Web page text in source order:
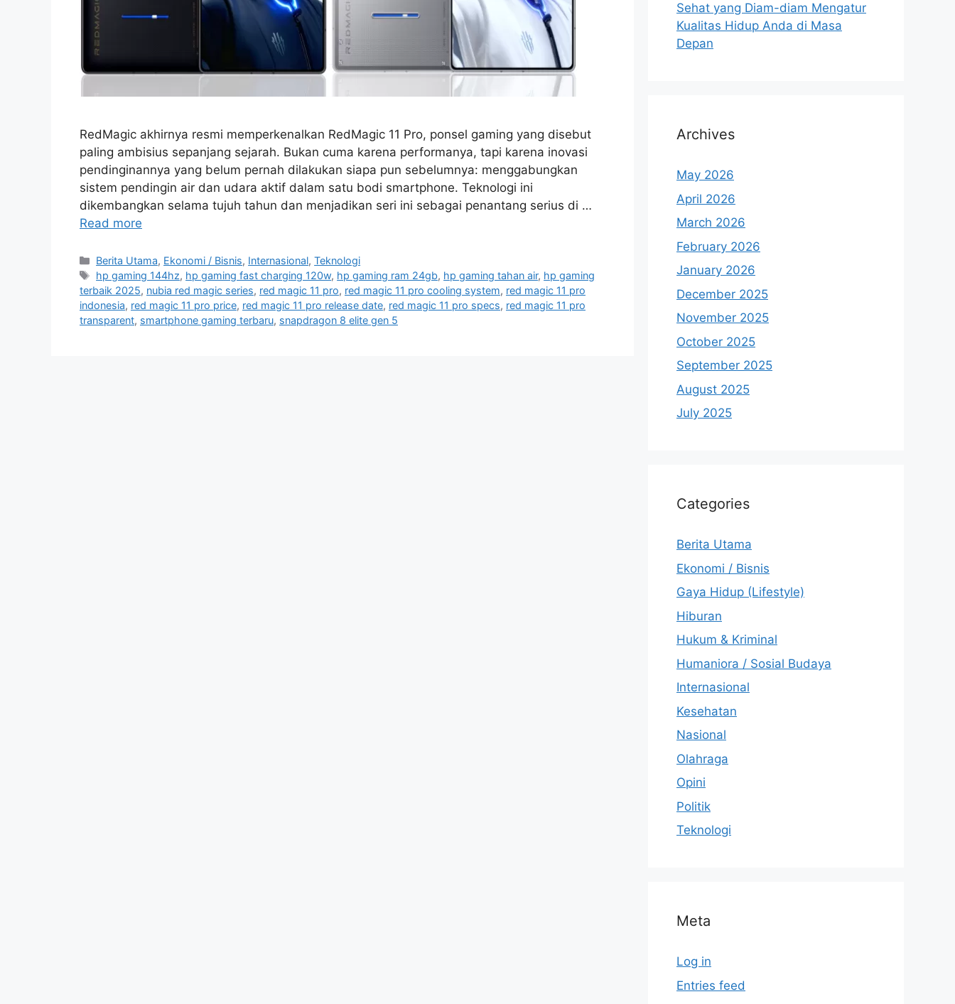
RedMagic akhirnya resmi memperkenalkan RedMagic 11 Pro, ponsel gaming yang disebut
paling ambisius sepanjang sejarah. Bukan cuma karena performanya, tapi karena inovasi
pendinginannya yang belum pernah dilakukan siapa pun sebelumnya: menggabungkan
sistem pendingin air dan udara aktif dalam satu bodi smartphone. Teknologi ini
dikembangkan selama tujuh tahun dan menjadikan seri ini sebagai penantang serius di …
Read more
C
a
t
e
g
Berita Utama, Ekonomi / Bisnis, Internasional,Teknologi
T
a
g
s
hp gaming 144hz, hp gaming fast charging 120w, hp gaming ram 24gb, hp gaming tahan air, hp gaming
terbaik 2025, nubia red magic series, red magic 11 pro, red magic 11 pro cooling system, red magic 11 pro
indonesia, red magic 11 pro price, red magic 11 pro release date, red magic 11 pro specs, red magic 11 pro
transparent, smartphone gaming terbaru, snapdragon 8 elite gen 5
Sehat yang Diam-diam Mengatur
Kualitas Hidup Anda di Masa
Depan
Archives
May 2026
April 2026
March 2026
February 2026
January 2026
December 2025
November 2025
October 2025
September 2025
August 2025
July 2025
Categories
Berita Utama
Ekonomi / Bisnis
Gaya Hidup (Lifestyle)
Hiburan
Hukum & Kriminal
Humaniora / Sosial Budaya
Internasional
Kesehatan
Nasional
Olahraga
Opini
Politik
Teknologi
Meta
Log in
Entries feed